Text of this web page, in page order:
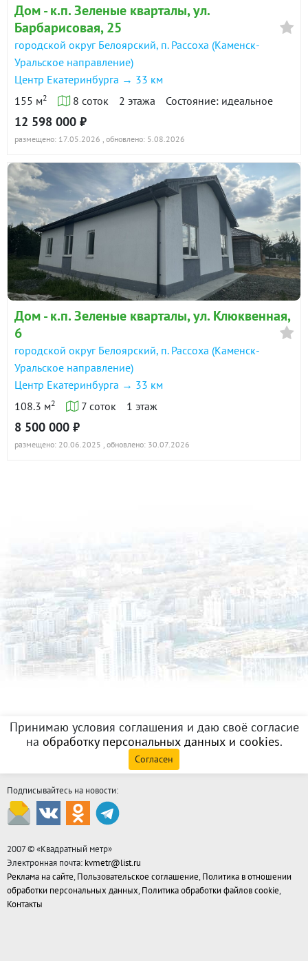
Дом - к.п. Зеленые кварталы, ул.
Барбарисовая, 25
городской округ Белоярский, п. Рассоха (Каменск-
Уральское направление)
Центр Екатеринбурга → 33 км
155 м2 8 соток 2 этажа Состояние: идеальное
12 598 000 ₽
размещено: 17.05.2026 , обновлено: 5.08.2026
Дом - к.п. Зеленые кварталы, ул. Клюквенная,
6
городской округ Белоярский, п. Рассоха (Каменск-
Уральское направление)
Центр Екатеринбурга → 33 км
108.3 м2 7 соток 1 этаж
8 500 000 ₽
размещено: 20.06.2025 , обновлено: 30.07.2026
Принимаю условия соглашения и даю своё согласие
на обработку персональных данных и cookies.
Согласен
Подписывайтесь на новости:
2007 © «Квадратный метр»
Электронная почта: kvmetr@list.ru
Реклама на сайте, Пользовательское соглашение, Политика в отношении
обработки персональных данных, Политика обработки файлов cookie,
Контакты